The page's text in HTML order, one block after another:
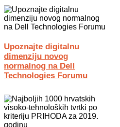
Upoznajte digitalnu
dimenziju novog
normalnog na Dell
Technologies Forumu